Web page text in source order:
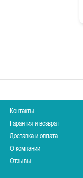
Контакты
Гарантия и возврат
Доставка и оплата
О компании
Отзывы